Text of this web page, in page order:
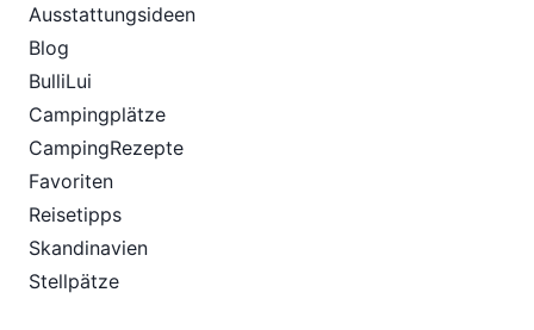
Ausstattungsideen
Blog
BulliLui
Campingplätze
CampingRezepte
Favoriten
Reisetipps
Skandinavien
Stellpätze